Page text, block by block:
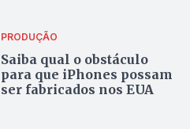
PRODUÇÃO
Saiba qual o obstáculo
para que iPhones possam
ser fabricados nos EUA